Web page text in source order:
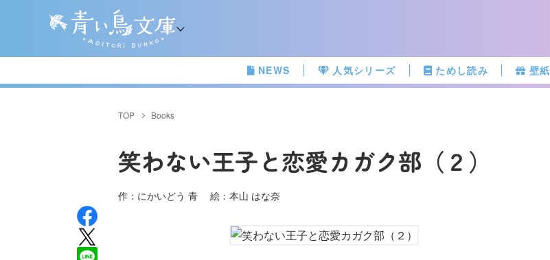
NEWS 人気シリーズ ためし読み 壁紙
TOP Books
笑わない王子と恋愛カガク部（２）
作：にかいどう 青 絵：本山 はな奈